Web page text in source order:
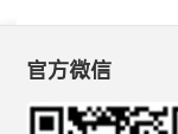
器(替代DTX-CHA001)
官方微信